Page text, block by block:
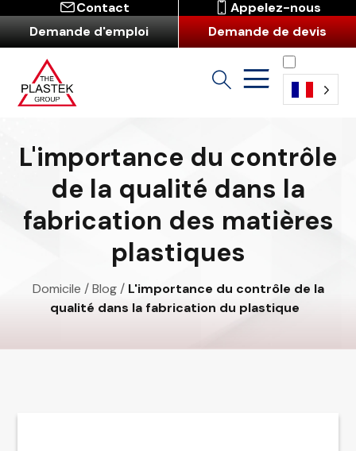
Contact
Appelez-nous
Demande d'emploi
Demande de devis
L'importance du contrôle
de la qualité dans la
fabrication des matières
plastiques
Domicile /Blog/ L'importance du contrôle de la
qualité dans la fabrication du plastique